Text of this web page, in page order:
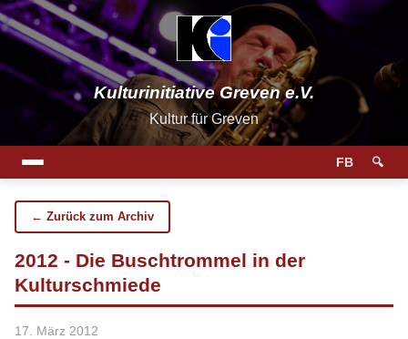
Kulturinitiative Greven e.V.
Kultur für Greven
FB 🔍
← Zurück zum Archiv
2012 - Die Buschtrommel in der
Kulturschmiede
17. März 2012